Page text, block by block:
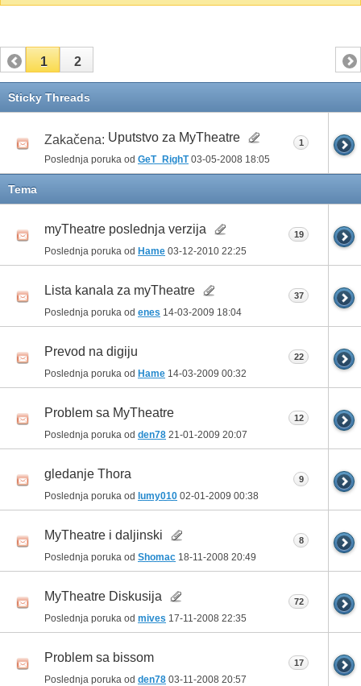
1 2
Sticky Threads
Zakačena: Uputstvo za MyTheatre
Poslednja poruka od GeT_RighT 03-05-2008 18:05
1
Tema
myTheatre poslednja verzija
Poslednja poruka od Hame 03-12-2010 22:25
19
Lista kanala za myTheatre
Poslednja poruka od enes 14-03-2009 18:04
37
Prevod na digiju
Poslednja poruka od Hame 14-03-2009 00:32
22
Problem sa MyTheatre
Poslednja poruka od den78 21-01-2009 20:07
12
gledanje Thora
Poslednja poruka od lumy010 02-01-2009 00:38
9
MyTheatre i daljinski
Poslednja poruka od Shomac 18-11-2008 20:49
8
MyTheatre Diskusija
Poslednja poruka od mives 17-11-2008 22:35
72
Problem sa bissom
Poslednja poruka od den78 03-11-2008 20:57
17